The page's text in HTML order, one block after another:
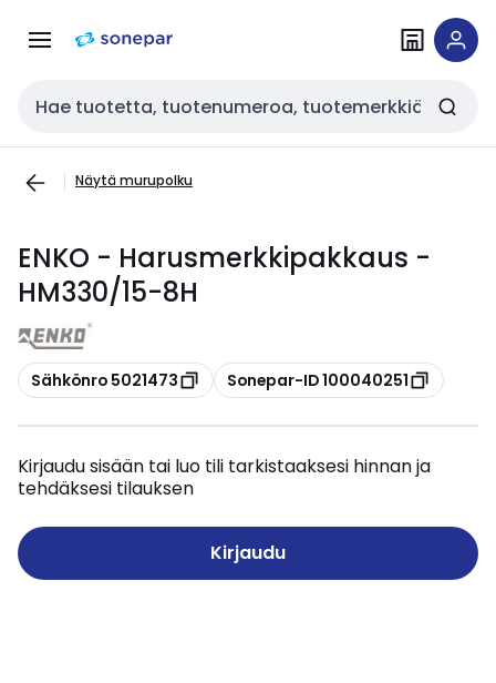
navigointiinsisältöön
Haku
Näytä murupolku
ENKO - Harusmerkkipakkaus -
HM330/15-8H
Kopioi
Sähkönro 5021473 Kopioi
Sonepar-ID 100040251
Kirjaudu sisään tai luo tili tarkistaaksesi hinnan ja
tehdäksesi tilauksen
Kirjaudu